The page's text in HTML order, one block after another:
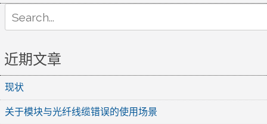
for:
近期文章
现状
关于模块与光纤线缆错误的使用场景